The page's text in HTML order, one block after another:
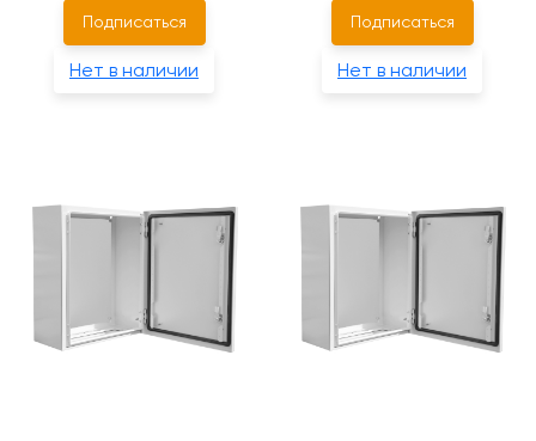
Подписаться
Нет в наличии
Подписаться
Нет в наличии